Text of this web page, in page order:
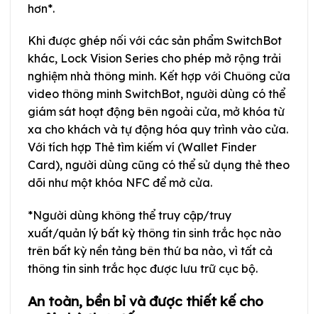
hơn*.
Khi được ghép nối với các sản phẩm SwitchBot
khác, Lock Vision Series cho phép mở rộng trải
nghiệm nhà thông minh. Kết hợp với Chuông cửa
video thông minh SwitchBot, người dùng có thể
giám sát hoạt động bên ngoài cửa, mở khóa từ
xa cho khách và tự động hóa quy trình vào cửa.
Với tích hợp Thẻ tìm kiếm ví (Wallet Finder
Card), người dùng cũng có thể sử dụng thẻ theo
dõi như một khóa NFC để mở cửa.
*Người dùng không thể truy cập/truy
xuất/quản lý bất kỳ thông tin sinh trắc học nào
trên bất kỳ nền tảng bên thứ ba nào, vì tất cả
thông tin sinh trắc học được lưu trữ cục bộ.
An toàn, bền bỉ và được thiết kế cho